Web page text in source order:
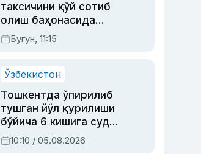
таксичини қўй сотиб
олиш баҳонасида
яйловга олиб бориб
ўлдирган йигит 20
Бугун, 11:15
Ўзбекистон
Тошкентда ўпирилиб
тушган йўл қурилиши
бўйича 6 кишига суд
ҳукми ўқилди
10:10 / 05.08.2026